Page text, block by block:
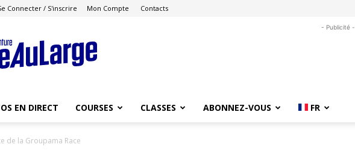
Connecter / S'inscrire Mon Compte Contacts
Course
au
Large
- Publicité -
EN DIRECT COURSES CLASSES ABONNEZ-VOUS FR
de la Groupama Race